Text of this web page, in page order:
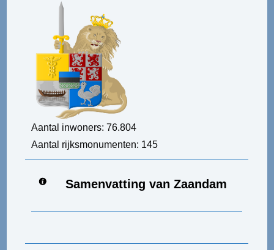
Aantal inwoners: 76.804
Aantal rijksmonumenten: 145
Samenvatting van Zaandam